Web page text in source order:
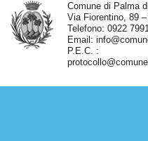
Comune di Palma
Via Fiorentino, 89
Telefono: 0922
Email:
P.E.C. :